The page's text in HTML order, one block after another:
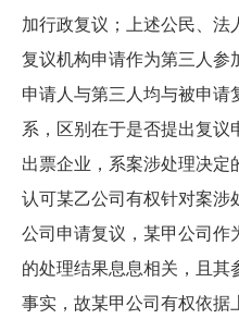
加行政复议；上述公民、法
复议机构申请作为第三人参
申请人与第三人均与被申请
系，区别在于是否提出复议
出票企业，系案涉处理决定
认可某乙公司有权针对案涉
公司申请复议，某甲公司作
的处理结果息息相关，且其
事实，故某甲公司有权依据